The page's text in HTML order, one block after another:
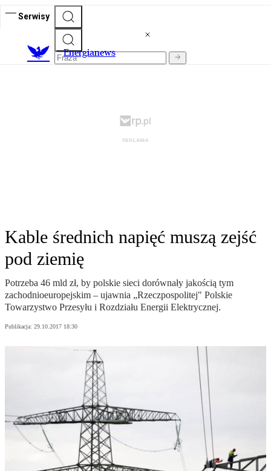
Serwisy
Energianews
Kable średnich napięć muszą zejść
pod ziemię
Potrzeba 46 mld zł, by polskie sieci dorównały jakością tym
zachodnioeuropejskim – ujawnia „Rzeczpospolitej" Polskie
Towarzystwo Przesyłu i Rozdziału Energii Elektrycznej.
Publikacja: 29.10.2017 18:30